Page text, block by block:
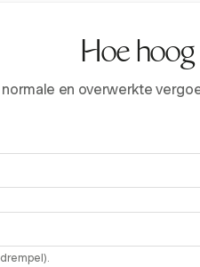
Hoe
en overwerkte